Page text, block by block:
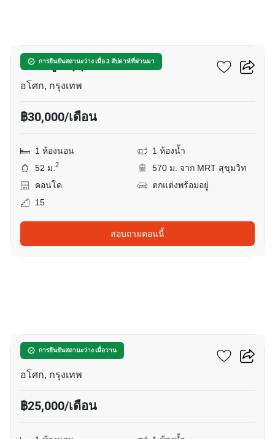
การยืนยันสถานะว่าง เมื่อ 3 สัปดาห์ที่ผ่านมา
เดอะ รูม สุขุมวิท 21
อโศก, กรุงเทพ
฿30,000/เดือน
1 ห้องนอน
1 ห้องน้ำ
52 ม.2
570 ม. จาก MRT สุขุมวิท
คอนโด
ตกแต่งพร้อมอยู่
15
สอบถามตอนนี้
การยืนยันสถานะว่าง เมื่อวาน
แอชตัน อโศก
อโศก, กรุงเทพ
฿25,000/เดือน